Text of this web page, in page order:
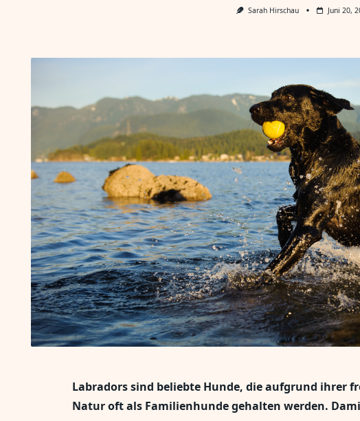
Sarah Hirschau Juni 20,
Labradors sind beliebte Hunde, die aufgrund ihrer
Natur oft als Familienhunde gehalten werden.